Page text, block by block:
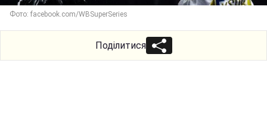
Фото: facebook.com/WBSuperSeries
Поділитися